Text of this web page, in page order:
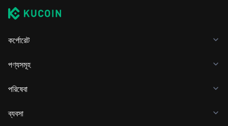
কর্পোরেট
পণ্যসমূহ
পরিষেবা
ব্যবসা